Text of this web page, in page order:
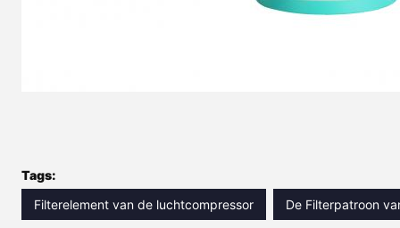
Tags:
Filterelement van de luchtcompressor
De Filterpatroon